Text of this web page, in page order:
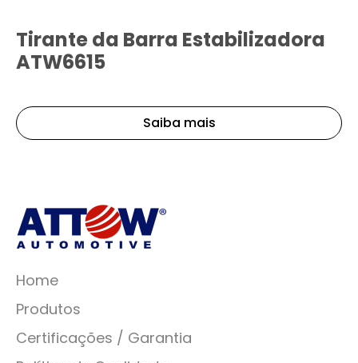
Tirante da Barra Estabilizadora
ATW6615
Saiba mais
Home
Produtos
Certificações / Garantia